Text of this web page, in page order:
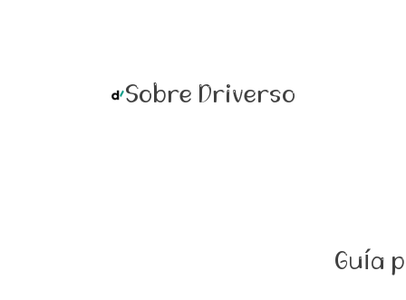
Sobre Driverso
Guía